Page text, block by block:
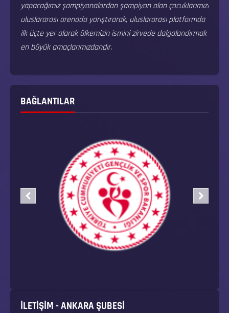
yapacağımız şampiyonalardan şampiyon olan çocuklarımızı
uluslararası arenada yarıştırarak, uluslararası platformda
ilk üçte yer alarak ülkemizin ismini zirvede dalgalandırmak
en büyük amaçlarımızdandır.
BAĞLANTILAR
İLETİŞİM - ANKARA ŞUBESİ